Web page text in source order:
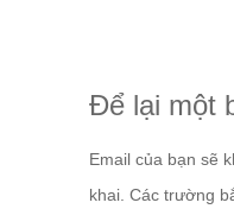
Để lại một
Email của bạn sẽ
khai. Các trường